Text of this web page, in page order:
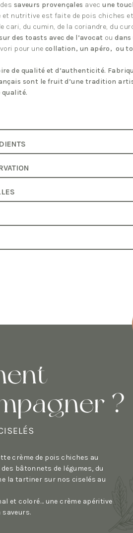
saveurs provençales avecune
nutritive est faite de pois chiches
cari, du cumin, de la coriandre, du
des toasts avec de l’avocat oudans
pour une collation, un apéro, ou
de qualité et d’authenticité.
sont le fruit d’une tradition
qualité.
?
crème de pois chiches au
bâtonnets de légumes, du
la tartiner sur nos ciselés au
et coloré… une crème apéritive